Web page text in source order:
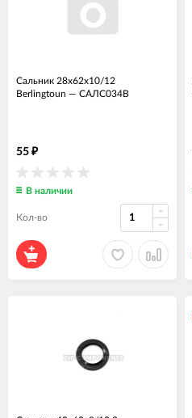
Сальник 28x62x10/12
Berlingtoun — САЛС034В
55 ₽
В наличии
Кол-во